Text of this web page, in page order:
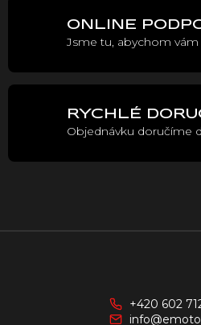
r
v
k
p
ONLINE
Jsme tu, abychom
RYCHLÉ
Objednávku doručíme
+420 602